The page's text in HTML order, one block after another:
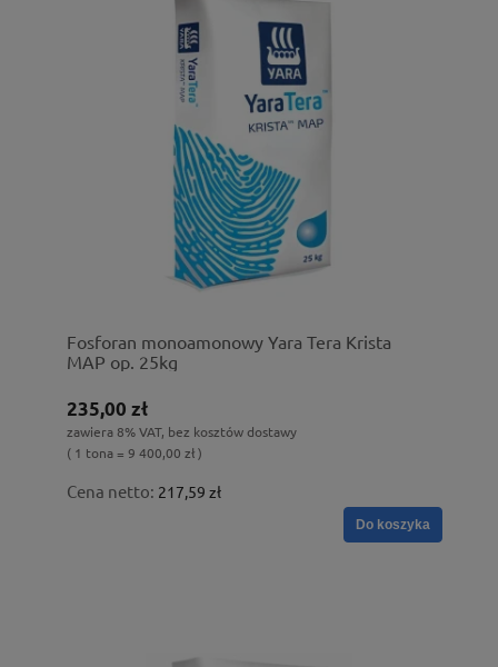
Fosforan monoamonowy Yara Tera Krista
MAP op. 25kg
235,00 zł
zawiera 8% VAT, bez kosztów dostawy
( 1 tona = 9 400,00 zł )
Cena netto: 217,59 zł
Do koszyka